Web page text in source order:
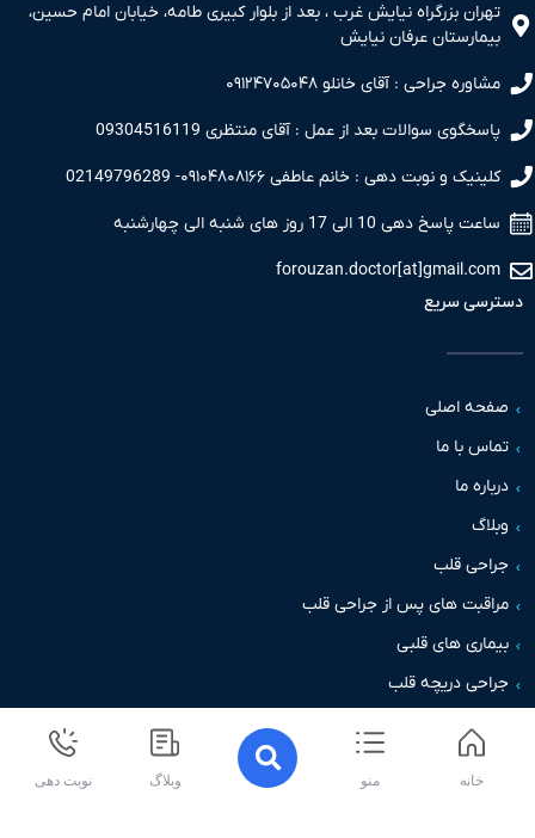
بزرگراه نیایش غرب ، بعد از بلوار کبیری طامه، خیابان امام حسین،
عرفان نیایش
جراحی : آقای خانلو ۰۹۱۲۴۷۰۵۰۴۸
سوالات بعد از عمل : آقای منتظری 09304516119
و نوبت دهی : خانم عاطفی ۰۹۱۰۴۸۰۸۱۶۶- 02149796289
دهی 10 الی 17 روز های شنبه الی چهارشنبه
سریع
اصلی
با ما
ما
قلب
های پس از جراحی قلب
های قلبی
دریچه قلب
نوبت دهی